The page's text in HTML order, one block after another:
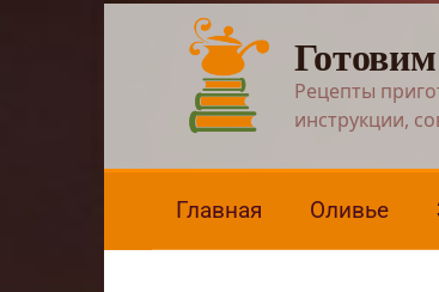
Рецепты
инструкции,
Главная Оливье